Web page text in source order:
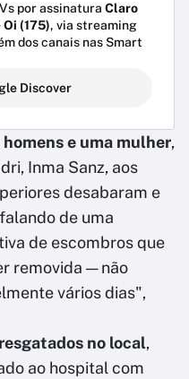
por assinatura Claro
Oi (175), via streaming
dos canais nas Smart
Discover
e uma mulher,
Inma Sanz, aos
desabaram e
de uma
de escombros que
removida — não
vários dias",
no local,
ao hospital com